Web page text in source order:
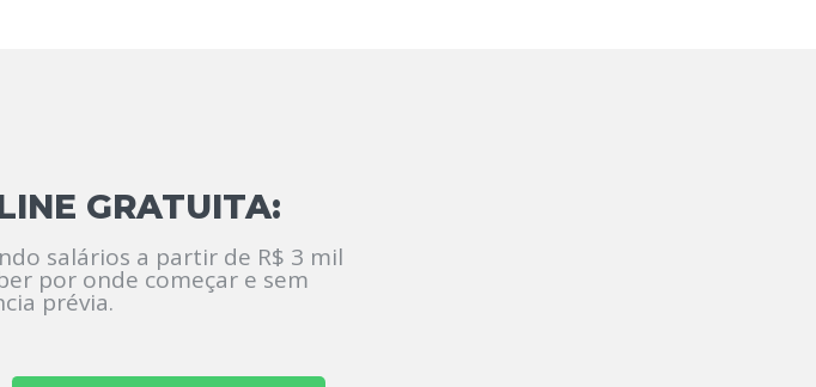
GRATUITA:
salários a partir de R$ 3 mil
por onde começar e sem
prévia.